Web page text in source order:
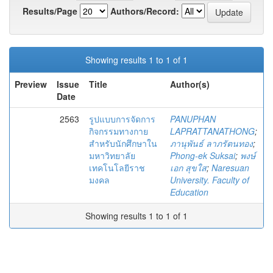
Results/Page
Authors/Record:
Showing results 1 to 1 of 1
Preview
Issue
Date
Title Author(s)
2563
รูปแบบการจัดการ
กิจกรรมทางกาย
สำหรับนักศึกษาใน
มหาวิทยาลัย
เทคโนโลยีราช
มงคล
PANUPHAN
LAPRATTANATHONG;
ภานุพันธ์ ลาภรัตนทอง;
Phong-ek Suksai; พงษ์
เอก สุขใส; Naresuan
University. Faculty of
Education
Showing results 1 to 1 of 1